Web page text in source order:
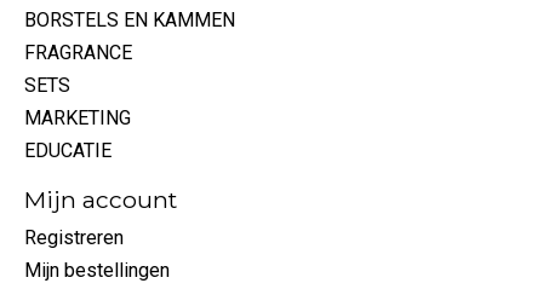
BORSTELS EN KAMMEN
FRAGRANCE
SETS
MARKETING
EDUCATIE
Mijn account
Registreren
Mijn bestellingen